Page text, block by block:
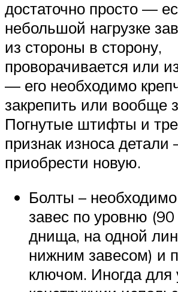
достаточно просто —
небольшой нагрузке
из стороны в сторону,
проворачивается или
— его необходимо
закрепить или вообще
Погнутые штифты и
признак износа
приобрести новую.
Болты –
завес по уровню
днища, на одной
нижним завесом) и
ключом. Иногда для